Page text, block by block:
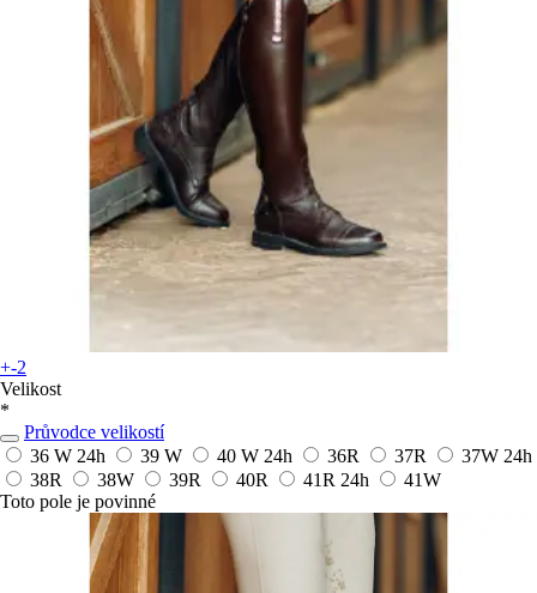
+-2
Velikost
*
Průvodce velikostí
36 W 24h 39 W 40 W 24h 36R 37R 37W 24h
38R
38W 39R 40R 41R 24h
41W
Toto pole je povinné